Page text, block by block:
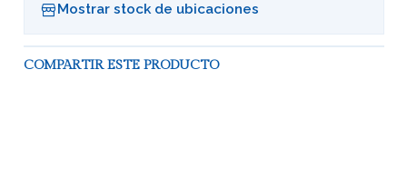
Mostrar stock de ubicaciones
COMPARTIR ESTE PRODUCTO